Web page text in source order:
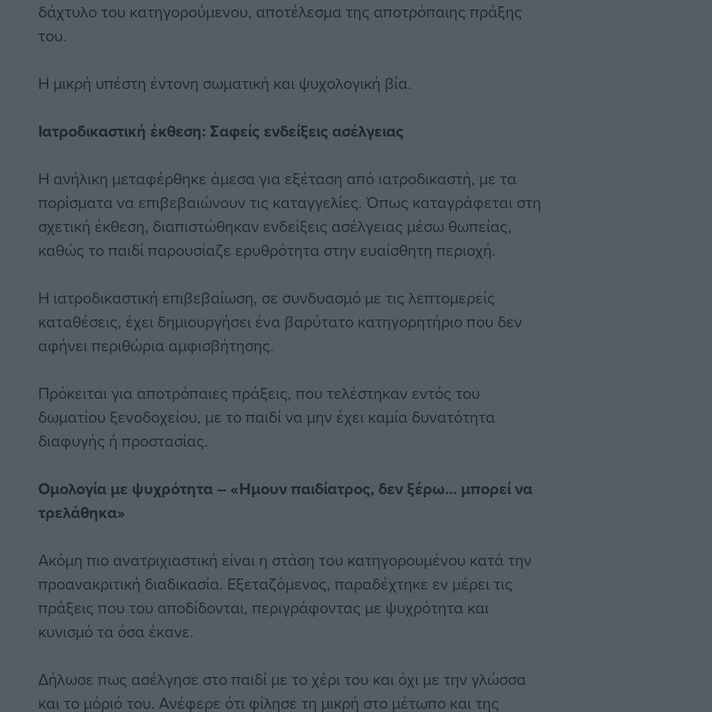
δάχτυλο του κατηγορούμενου, αποτέλεσμα της αποτρόπαιης πράξης
του.
Η μικρή υπέστη έντονη σωματική και ψυχολογική βία.
Ιατροδικαστική έκθεση: Σαφείς ενδείξεις ασέλγειας
Η ανήλικη μεταφέρθηκε άμεσα για εξέταση από ιατροδικαστή, με τα
πορίσματα να επιβεβαιώνουν τις καταγγελίες. Όπως καταγράφεται στη
σχετική έκθεση, διαπιστώθηκαν ενδείξεις ασέλγειας μέσω θωπείας,
καθώς το παιδί παρουσίαζε ερυθρότητα στην ευαίσθητη περιοχή.
Η ιατροδικαστική επιβεβαίωση, σε συνδυασμό με τις λεπτομερείς
καταθέσεις, έχει δημιουργήσει ένα βαρύτατο κατηγορητήριο που δεν
αφήνει περιθώρια αμφισβήτησης.
Πρόκειται για αποτρόπαιες πράξεις, που τελέστηκαν εντός του
δωματίου ξενοδοχείου, με το παιδί να μην έχει καμία δυνατότητα
διαφυγής ή προστασίας.
Ομολογία με ψυχρότητα – «Ημουν παιδίατρος, δεν ξέρω… μπορείνα
τρελάθηκα»
Ακόμη πιο ανατριχιαστική είναι η στάση του κατηγορουμένου κατά την
προανακριτική διαδικασία. Εξεταζόμενος, παραδέχτηκε εν μέρει τις
πράξεις που του αποδίδονται, περιγράφοντας με ψυχρότητα και
κυνισμό τα όσα έκανε.
Δήλωσε πως ασέλγησε στο παιδί με το χέρι του και όχι με την γλώσσα
και το μόριό του. Ανέφερε ότι φίλησε τη μικρή στο μέτωπο και της